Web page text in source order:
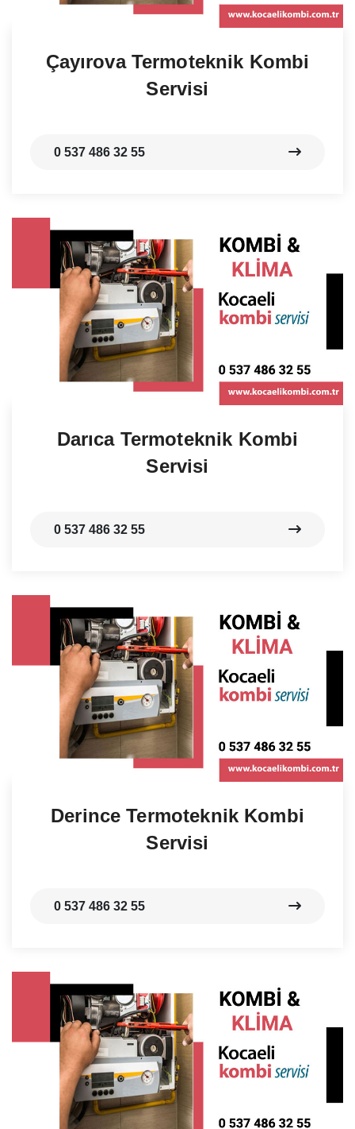
Çayırova Termoteknik Kombi
Servisi
0 537 486 32 55
Darıca Termoteknik Kombi
Servisi
0 537 486 32 55
Derince Termoteknik Kombi
Servisi
0 537 486 32 55